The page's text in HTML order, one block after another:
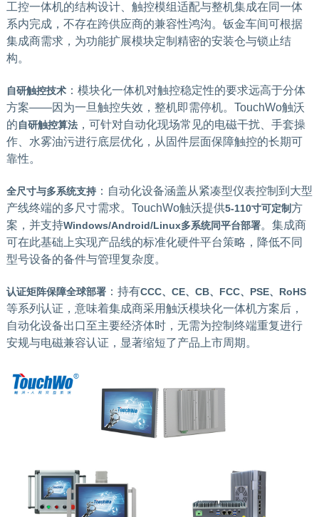
工控一体机的结构设计、触控模组适配与整机集成在同一体
系内完成，不存在跨供应商的兼容性鸿沟。钣金车间可根据
集成商需求，为功能扩展模块定制精密的安装仓与锁止结
构。
自研触控技术：模块化一体机对触控稳定性的要求远高于分体
方案——因为一旦触控失效，整机即需停机。TouchWo触沃
的自研触控算法，可针对自动化现场常见的电磁干扰、手套操
作、水雾油污进行底层优化，从固件层面保障触控的长期可
靠性。
全尺寸与多系统支持：自动化设备涵盖从紧凑型仪表控制到大型
产线终端的多尺寸需求。TouchWo触沃提供5-110寸可定制方
案，并支持Windows/Android/Linux多系统同平台部署。集成商
可在此基础上实现产品线的标准化硬件平台策略，降低不同
型号设备的备件与管理复杂度。
认证矩阵保障全球部署：持有CCC、CE、CB、FCC、PSE、RoHS
等系列认证，意味着集成商采用触沃模块化一体机方案后，
自动化设备出口至主要经济体时，无需为控制终端重复进行
安规与电磁兼容认证，显著缩短了产品上市周期。